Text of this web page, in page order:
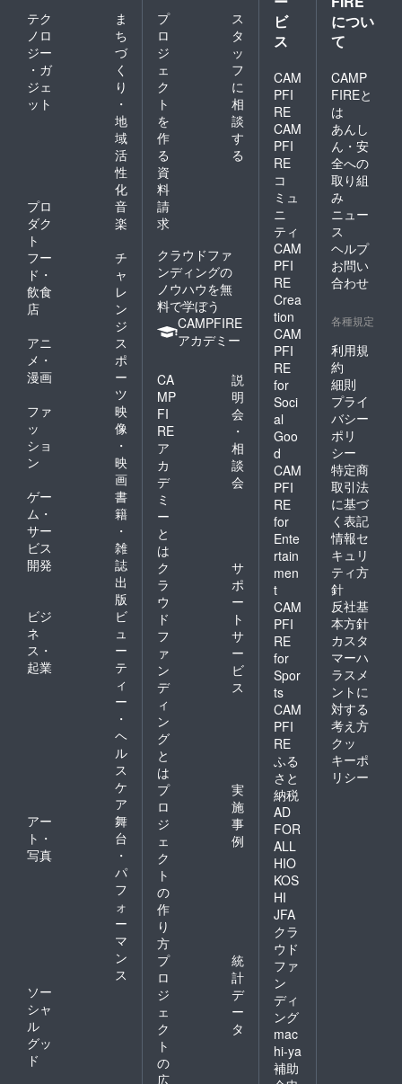
には何件かあり
ますが、従業員
も高齢化し作業
も負荷が大きい
ものですが
全部の整備を請
け負ってしまっ
たら顧客の奪い
合いになりそれ
こそ過疎化が進
す。なので先ず
は共栄出来るよ
うタイヤ交換
(組換)専門業態
として起業をす
る事を思い立ち
ました。
集めた資金は、
タイヤ交換に必
要な設備の購
入、設置費用と
部品の購入に使
用していく事に
なります。タイ
ヤ等の購入は顧
客の意向により
変化はしますが
ネット経由での
アジアンタイヤ
を中心に安く提
供できればと模
索中です。もち
ろん顧客が国内
タイヤを望めば
履行できるルー
トは確保しま
す。
人々の生活の変
化は、今までは
タイヤ交換をす
るにも車で片道
一時間をかけて
行っていた工程
を半分以下の移
動とアジアンタ
イヤに対する偏
見の是正等で少
しでも車のラン
テク
ノロ
ジー
・ガ
ジェ
ット
ま
ち
づ
く
り
・
地
域
活
性
化
プロ
ダク
ト
音
楽
フー
ド・
飲食
店
チ
ャ
レ
ン
ジ
アニ
メ・
漫画
ス
ポ
ー
ツ
ファ
ッ
ショ
ン
映
像
・
映
画
ゲー
ム・
サー
ビス
開発
書
籍
・
雑
誌
出
版
ビジ
ネ
ス・
起業
ビ
ュ
ー
テ
ィ
ー
・
ヘ
ル
ス
ケ
ア
アー
ト・
写真
舞
台
・
パ
フ
ォ
ー
マ
ン
ス
ソー
シャ
ル
グッ
ド
プ
ロ
ジ
ェ
ク
ト
を
作
る
ス
タ
ッ
フ
に
相
談
す
る
資
料
請
求
クラウドファ
ンディングの
ノウハウを無
料で学ぼう
CAMPFIRE
アカデミー
CA
MP
FI
RE
ア
カ
デ
ミ
ー
と
は
説
明
会
・
相
談
会
ク
ラ
ウ
ド
フ
ァ
ン
デ
ィ
ン
グ
と
は
サ
ポ
ー
ト
サ
ー
ビ
ス
プ
ロ
ジ
ェ
ク
ト
の
作
り
方
実
施
事
例
プ
ロ
ジ
ェ
ク
ト
の
広
統
計
デ
ー
タ
ビ
ス
CAM
PFI
RE
CAM
PFI
RE
コ
ミュ
ニ
ティ
CAM
PFI
RE
Crea
tion
CAM
PFI
RE
for
Soci
al
Goo
d
CAM
PFI
RE
for
Ente
rtain
men
t
CAM
PFI
RE
for
Spor
ts
CAM
PFI
RE
ふる
さと
納税
AD
FOR
ALL
HIO
KOS
HI
JFA
クラ
ウド
ファ
ン
ディ
ング
mac
hi-ya
補助
につい
て
CAMP
FIREと
は
あんし
ん・安
全への
取り組
み
ニュー
ス
ヘルプ
お問い
合わせ
各種規定
利用規
約
細則
プライ
バシー
ポリ
シー
特定商
取引法
に基づ
く表記
情報セ
キュリ
ティ方
針
反社基
本方針
カスタ
マーハ
ラスメ
ントに
対する
考え方
クッ
キーポ
リシー